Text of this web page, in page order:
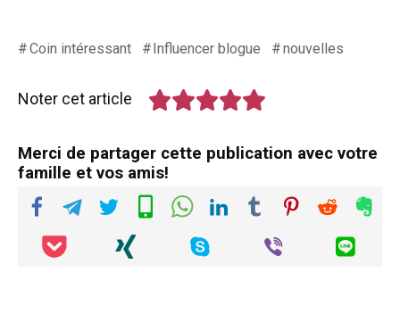
Coin intéressant Influencer blogue nouvelles
Noter cet article
Merci de partager cette publication avec votre
famille et vos amis!